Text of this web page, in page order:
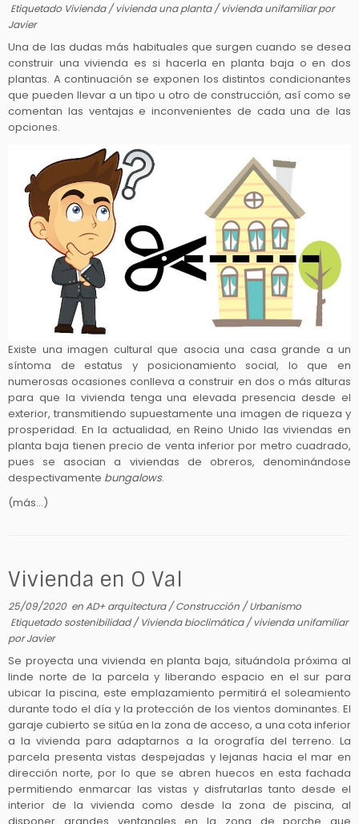
Etiquetado Vivienda/vivienda una planta/vivienda unifamiliarpor
Javier
Una de las dudas más habituales que surgen cuando se desea
construir una vivienda es si hacerla en planta baja o en dos
plantas. A continuación se exponen los distintos condicionantes
que pueden llevar a un tipo u otro de construcción, así como se
comentan las ventajas e inconvenientes de cada una de las
opciones.
Existe una imagen cultural que asocia una casa grande a un
síntoma de estatus y posicionamiento social, lo que en
numerosas ocasiones conlleva a construir en dos o más alturas
para que la vivienda tenga una elevada presencia desde el
exterior, transmitiendo supuestamente una imagen de riqueza y
prosperidad. En la actualidad, en Reino Unido las viviendas en
planta baja tienen precio de venta inferior por metro cuadrado,
pues se asocian a viviendas de obreros, denominándose
despectivamente bungalows.
(más…)
Vivienda en O Val
25/09/2020 enAD+ arquitectura/Construcción /Urbanismo
Etiquetado sostenibilidad/Vivienda bioclimática/vivienda unifamiliar
porJavier
Se proyecta una vivienda en planta baja, situándola próxima al
linde norte de la parcela y liberando espacio en el sur para
ubicar la piscina, este emplazamiento permitirá el soleamiento
durante todo el día y la protección de los vientos dominantes. El
garaje cubierto se sitúa en la zona de acceso, a una cota inferior
a la vivienda para adaptarnos a la orografía del terreno. La
parcela presenta vistas despejadas y lejanas hacia el mar en
dirección norte, por lo que se abren huecos en esta fachada
permitiendo enmarcar las vistas y disfrutarlas tanto desde el
interior de la vivienda como desde la zona de piscina, al
disponer grandes ventanales en la zona de porche que